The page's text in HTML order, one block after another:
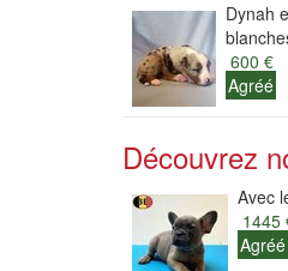
Dynah
600 €
Agréé
Découvrez
Avec
1445
Agréé